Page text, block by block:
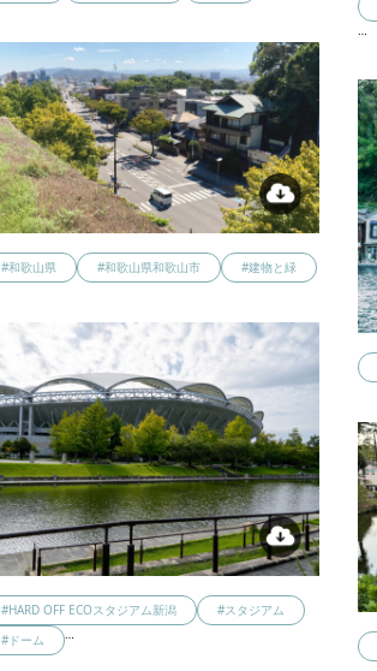
…
#和歌山県 #和歌山県和歌山市 #建物と緑
#HARD OFF ECOスタジアム新潟
#スタジアム
#ドーム